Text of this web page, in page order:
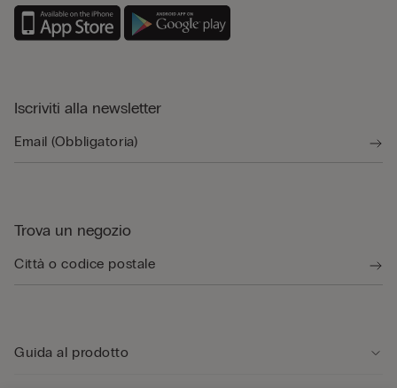
Iscriviti alla newsletter
Trova un negozio
Guida al prodotto